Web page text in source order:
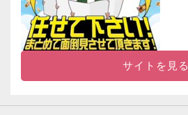
サイトを見る